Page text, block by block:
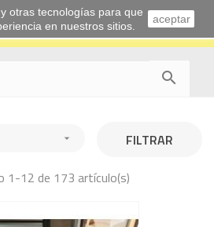


FILTRAR
1-12 de 173 artículo(s)
otras tecnologías para que
en nuestros sitios.
aceptar